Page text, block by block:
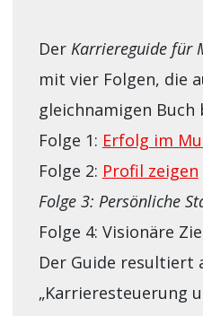
Der Karriereguide für
mit vier Folgen, die
gleichnamigen Buch
Folge 1: Erfolg im
Folge 2: Profil zeigen
Folge 3: Persönliche
Folge 4: Visionäre
Der Guide resultiert
„Karrieresteuerung